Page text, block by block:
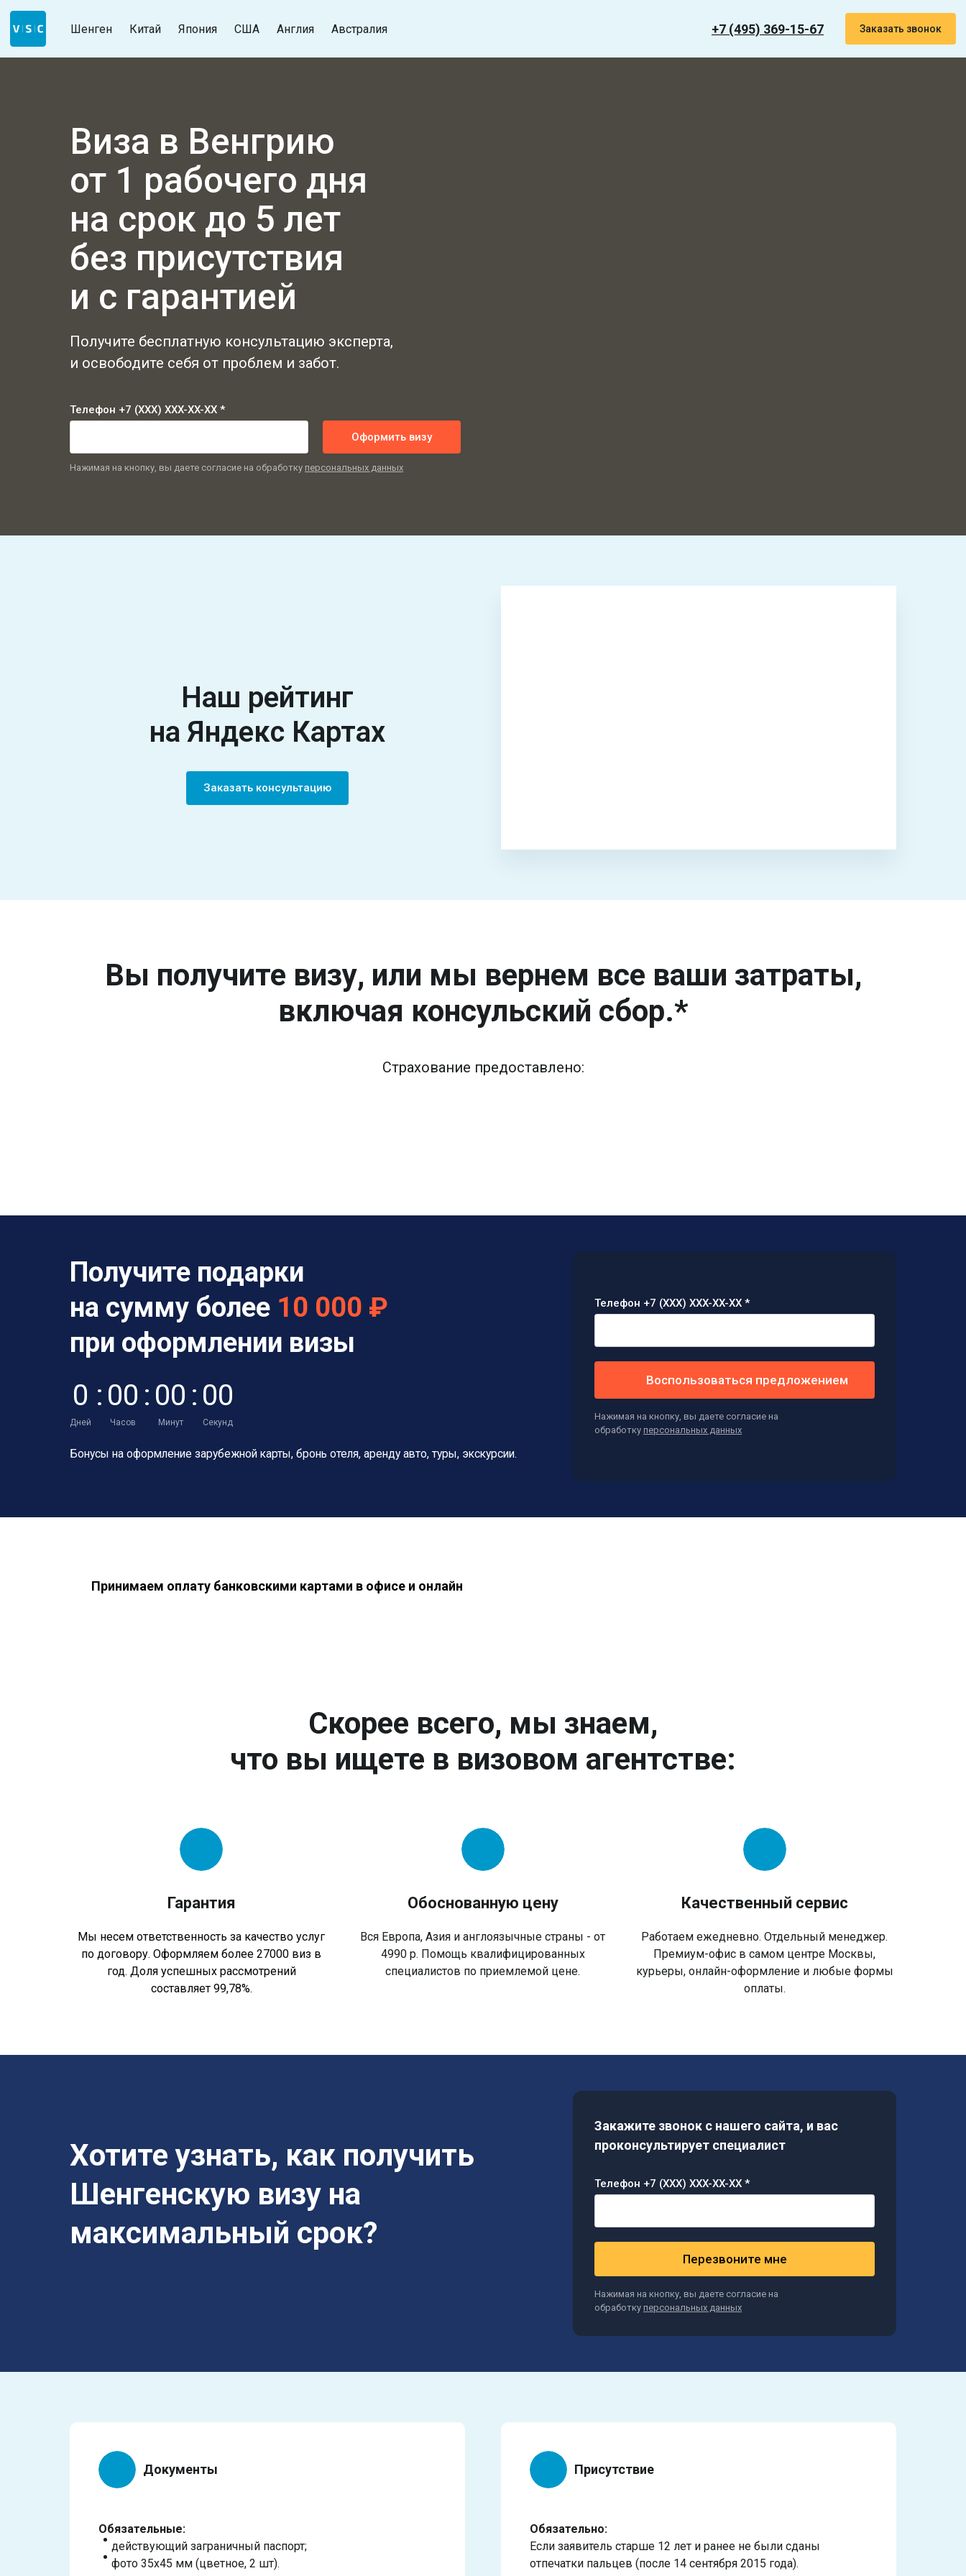
Шенген Китай Япония США Англия Австралия +7 (495) 369-15-67 Заказать звонок
Виза в Венгрию
от 1 рабочего дня
на срок до 5 лет
без присутствия
и с гарантией
Получите бесплатную консультацию эксперта,
и освободите себя от проблем и забот.
Телефон +7 (XXX) XXX-XX-XX *
Оформить визу
Нажимая на кнопку, вы даете согласие на обработку персональных данных
Наш рейтинг
на Яндекс Картах
Заказать консультацию
Вы получите визу, или мы вернем все ваши затраты,
включая консульский сбор.*
Страхование предоставлено:
Получите подарки
на сумму более 10 000 ₽
при оформлении визы
0
Дней
: 00
Часов
: 00
Минут
: 00
Секунд
Бонусы на оформление зарубежной карты, бронь отеля, аренду авто, туры, экскурсии.
Телефон +7 (XXX) XXX-XX-XX *
Воспользоваться предложением
Нажимая на кнопку, вы даете согласие на
обработку персональных данных
Принимаем оплату банковскими картами в офисе и онлайн
Скорее всего, мы знаем,
что вы ищете в визовом агентстве:
Гарантия
Мы несем ответственность за качество услуг
по договору. Оформляем более 27000 виз в
год. Доля успешных рассмотрений
составляет 99,78%.
Обоснованную цену
Вся Европа, Азия и англоязычные страны - от
4990 р. Помощь квалифицированных
специалистов по приемлемой цене.
Качественный сервис
Работаем ежедневно. Отдельный менеджер.
Премиум-офис в самом центре Москвы,
курьеры, онлайн-оформление и любые формы
оплаты.
Хотите узнать, как получить
Шенгенскую визу на
максимальный срок?
Закажите звонок с нашего сайта, и вас
проконсультирует специалист
Телефон +7 (XXX) XXX-XX-XX *
Перезвоните мне
Нажимая на кнопку, вы даете согласие на
обработку персональных данных
Документы
Обязательные:
действующий заграничный паспорт;
фото 35х45 мм (цветное, 2 шт).
Присутствие
Обязательно:
Если заявитель старше 12 лет и ранее не были сданы
отпечатки пальцев (после 14 сентября 2015 года).